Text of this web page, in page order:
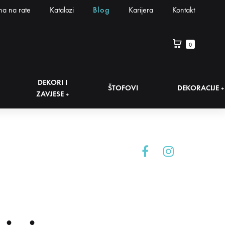
na rate Katalozi Blog Karijera Kontakt
0
DEKORI I
ZAVJESE +
ŠTOFOVI DEKORACIJE +
FacebookInstagram